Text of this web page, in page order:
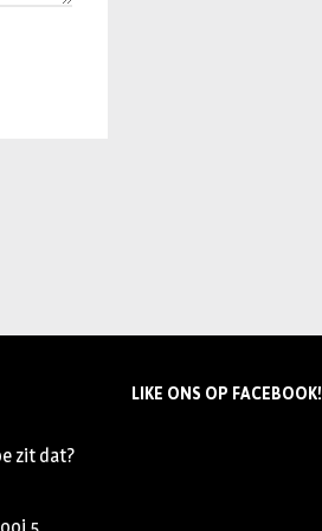
zit dat?
LIKE ONS OP FACEBOOK!